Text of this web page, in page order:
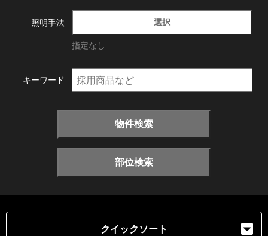
照明手法 選択
指定なし
キーワード
物件検索
部位検索
クイックソート